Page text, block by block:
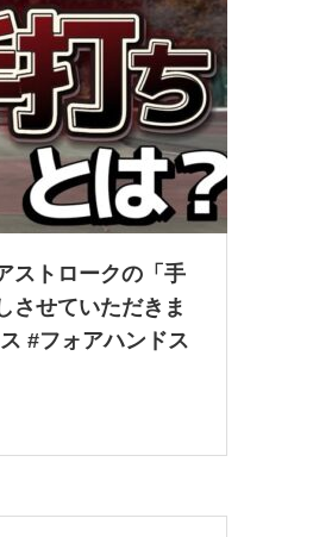
ストロークの「手
させていただきま
#フォアハンドス